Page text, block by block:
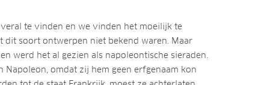
te vinden en we vinden het moeilijk te
dit soort ontwerpen niet bekend waren. Maar
werd het al gezien als napoleontische sieraden.
Napoleon, omdat zij hem geen ​​erfgenaam kon